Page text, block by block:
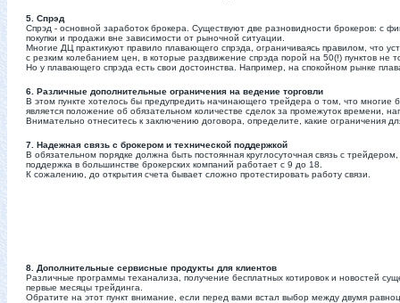
5. Спрэд
Спрэд - основной заработок брокера. Существуют две разновидности брокеров: с
покупки и продажи вне зависимости от рыночной ситуации.
Многие ДЦ практикуют правило плавающего спрэда, ограничиваясь правилом, что
с резким колебанием цен, в которые раздвижение спрэда порой на 50(!) пунктов не
Но у плавающего спрэда есть свои достоинства. Например, на спокойном рынке
6. Различные дополнительные ограничения на ведение торговли
В этом пункте хотелось бы предупредить начинающего трейдера о том, что
является положение об обязательном количестве сделок за промежуток времени,
Внимательно отнеситесь к заключению договора, определите, какие ограничения
7. Надежная связь с брокером и технической поддержкой
В обязательном порядке должна быть постоянная круглосуточная связь с
поддержка в большинстве брокерских компаний работает с 9 до 18.
К сожалению, до открытия счета бывает сложно протестировать работу связи.
8. Дополнительные сервисные продукты для клиентов
Различные программы теханализа, получение бесплатных котировок и новостей
первые месяцы трейдинга.
Обратите на этот пункт внимание, если перед вами встал выбор между двумя